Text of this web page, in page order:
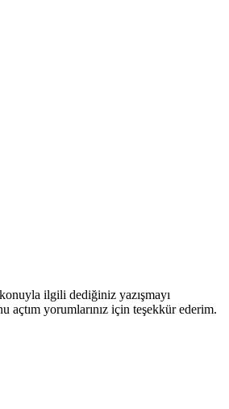
ilgili dediğiniz yazışmayı
açtım yorumlarınız için teşekkür ederim.